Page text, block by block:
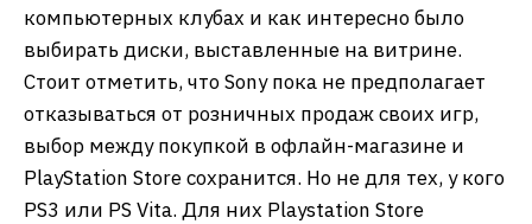
компьютерных клубах и как интересно было
выбирать диски, выставленные на витрине.
Стоит отметить, что Sony пока не предполагает
отказываться от розничных продаж своих игр,
выбор между покупкой в офлайн-магазине и
PlayStation Store сохранится. Но не для тех, у кого
PS3 или PS Vita. Для них Playstation Store